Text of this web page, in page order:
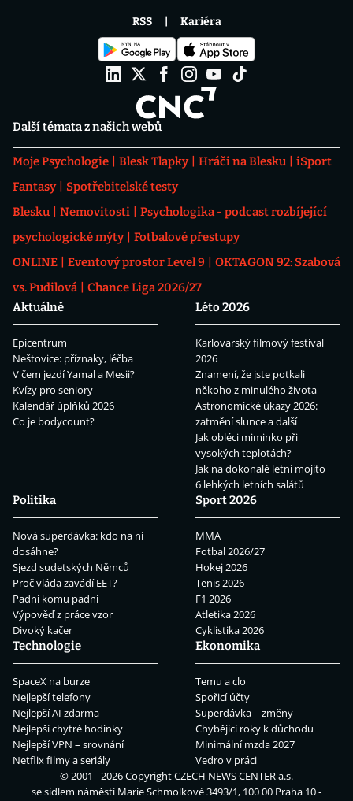
Další témata z našich webů
Moje Psychologie Blesk Tlapky Hráči na Blesku
iSport
Fantasy
Spotřebitelské testy
Blesku
Nemovitosti
Psychologika - podcast rozbíjející
psychologické mýty
Fotbalové přestupy
ONLINE
Eventový prostor Level 9
OKTAGON 92: Szabová
vs. Pudilová
Chance Liga 2026/27
Aktuálně
Epicentrum
Neštovice: příznaky, léčba
V čem jezdí Yamal a Mesii?
Kvízy pro seniory
Kalendář úplňků 2026
Co je bodycount?
Léto 2026
Karlovarský filmový festival
2026
Znamení, že jste potkali
někoho z minulého života
Astronomické úkazy 2026:
zatmění slunce a další
Jak obléci miminko při
vysokých teplotách?
Jak na dokonalé letní mojito
6 lehkých letních salátů
Politika
Nová superdávka: kdo na ní
dosáhne?
Sjezd sudetských Němců
Proč vláda zavádí EET?
Padni komu padni
Výpověď z práce vzor
Divoký kačer
Sport 2026
MMA
Fotbal 2026/27
Hokej 2026
Tenis 2026
F1 2026
Atletika 2026
Cyklistika 2026
Technologie
SpaceX na burze
Nejlepší telefony
Nejlepší AI zdarma
Nejlepší chytré hodinky
Nejlepší VPN – srovnání
Netflix filmy a seriály
Ekonomika
Temu a clo
Spořicí účty
Superdávka – změny
Chybějící roky k důchodu
Minimální mzda 2027
Vedro v práci
RSS Kariéra
© 2001 - 2026 CopyrightCZECH NEWS CENTER a.s.
se sídlem náměstí Marie Schmolkové 3493/1, 100 00 Praha 10 -